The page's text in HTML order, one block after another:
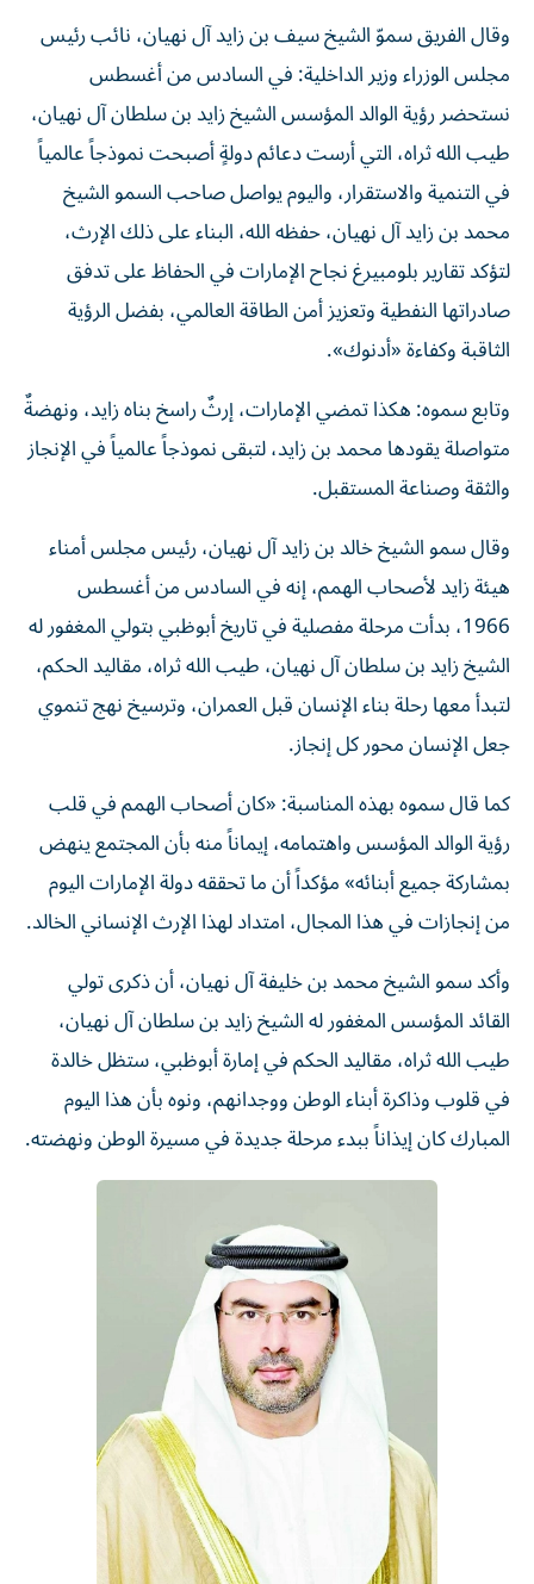
وقال الفريق سموّ الشيخ سيف بن زايد آل نهيان، نائب رئيس
مجلس الوزراء وزير الداخلية: في السادس من أغسطس
نستحضر رؤية الوالد المؤسس الشيخ زايد بن سلطان آل نهيان،
طيب الله ثراه، التي أرست دعائم دولةٍ أصبحت نموذجاً عالمياً
في التنمية والاستقرار، واليوم يواصل صاحب السمو الشيخ
محمد بن زايد آل نهيان، حفظه الله، البناء على ذلك الإرث،
لتؤكد تقارير بلومبيرغ نجاح الإمارات في الحفاظ على تدفق
صادراتها النفطية وتعزيز أمن الطاقة العالمي، بفضل الرؤية
الثاقبة وكفاءة «أدنوك».
وتابع سموه: هكذا تمضي الإمارات، إرثٌ راسخ بناه زايد، ونهضةٌ
متواصلة يقودها محمد بن زايد، لتبقى نموذجاً عالمياً في الإنجاز
والثقة وصناعة المستقبل.
وقال سمو الشيخ خالد بن زايد آل نهيان، رئيس مجلس أمناء
هيئة زايد لأصحاب الهمم، إنه في السادس من أغسطس
1966، بدأت مرحلة مفصلية في تاريخ أبوظبي بتولي المغفور له
الشيخ زايد بن سلطان آل نهيان، طيب الله ثراه، مقاليد الحكم،
لتبدأ معها رحلة بناء الإنسان قبل العمران، وترسيخ نهج تنموي
جعل الإنسان محور كل إنجاز.
كما قال سموه بهذه المناسبة: «كان أصحاب الهمم في قلب
رؤية الوالد المؤسس واهتمامه، إيماناً منه بأن المجتمع ينهض
بمشاركة جميع أبنائه» مؤكداً أن ما تحققه دولة الإمارات اليوم
من إنجازات في هذا المجال، امتداد لهذا الإرث الإنساني الخالد.
وأكد سمو الشيخ محمد بن خليفة آل نهيان، أن ذكرى تولي
القائد المؤسس المغفور له الشيخ زايد بن سلطان آل نهيان،
طيب الله ثراه، مقاليد الحكم في إمارة أبوظبي، ستظل خالدة
في قلوب وذاكرة أبناء الوطن ووجدانهم، ونوه بأن هذا اليوم
المبارك كان إيذاناً ببدء مرحلة جديدة في مسيرة الوطن ونهضته.